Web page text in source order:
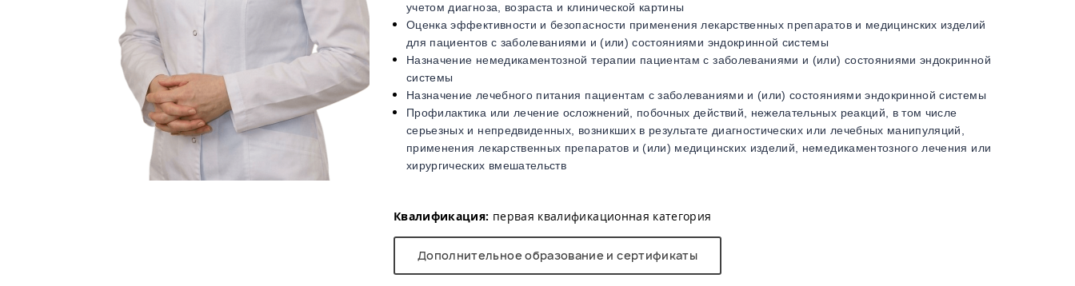
учетом диагноза, возраста и клинической картины
​Оценка эффективности и безопасности применения лекарственных препаратов и медицинских изделий
для пациентов с заболеваниями и (или) состояниями эндокринной системы
Назначение немедикаментозной терапии пациентам с заболеваниями и (или) состояниями эндокринной
системы
Назначение лечебного питания пациентам с заболеваниями и (или) состояниями эндокринной системы
Профилактика или лечение осложнений, побочных действий, нежелательных реакций, в том числе
серьезных и непредвиденных, возникших в результате диагностических или лечебных манипуляций,
применения лекарственных препаратов и (или) медицинских изделий, немедикаментозного лечения или
хирургических вмешательств
Квалификация: первая квалификационная категория
Дополнительное образование и сертификаты